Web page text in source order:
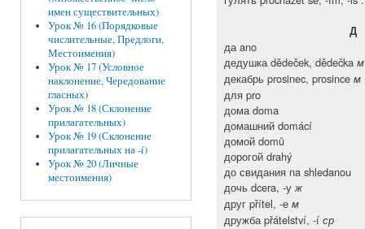
имен существительных)
Урок № 16 (Порядковые
числительные, Предлоги,
Местоимения)
Урок № 17 (Условное
наклонение, Чередование
гласных)
Урок № 18 (Склонение
прилагательных)
Урок № 19 (Склонение
прилагательных на -í)
Урок № 20 (Личные
местоимения)
Д
да ano
дедушка dědeček, dědečka м
декабрь prosinec, prosince м
для pro
дома doma
домашний domácí
домой domů
дорогой drahý
до свидания na shledanou
дочь dcera, -уж
друг přítel, -е м
дружба přátelství, -í ср